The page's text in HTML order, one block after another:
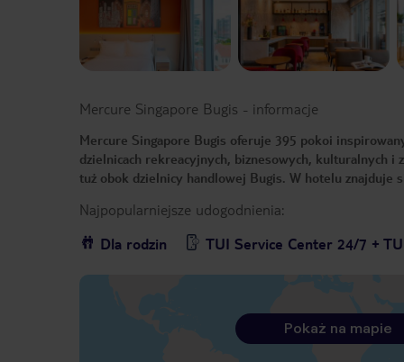
Mercure Singapore Bugis - informacje
Mercure Singapore Bugis oferuje 395 pokoi
dzielnicach rekreacyjnych, biznesowych, kulturalnych i
tuż obok dzielnicy handlowej Bugis. W hotelu znajduje
Najpopularniejsze udogodnienia:
Dla rodzin
TUI Service Center 24/7 +
Pokaż na mapie